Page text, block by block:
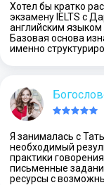
Хотел бы кратко
экзамену IELTS с
английским
Базовая основа
именно
Я занималась с
необходимый
практики
письменные
ресурсы с